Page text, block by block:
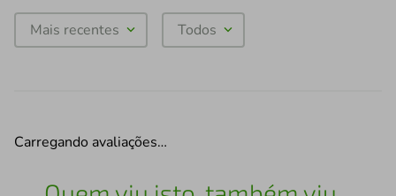
Mais recentes Todos
Carregando avaliações…